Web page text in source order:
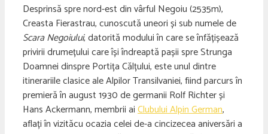
Desprinsă spre nord-est din vârful Negoiu (2535m),
Creasta Fierastrau, cunoscută uneori și sub numele de
Scara Negoiului, datorită modului în care se înfățișează
privirii drumețului care își îndreaptă pașii spre Strunga
Doamnei dinspre Portița Călțului, este unul dintre
itinerariile clasice ale Alpilor Transilvaniei, fiind parcurs în
premieră în august 1930 de germanii Rolf Richter și
Hans Ackermann, membrii aiClubului Alpin German,
aflați în vizităcu ocazia celei de-a cincizecea aniversări a